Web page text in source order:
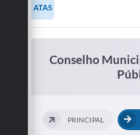
Licitações
Concursos e
ATAS
Conselho
PRINCIPAL